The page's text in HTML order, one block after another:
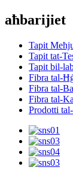
aħbarijiet
Tapit
Tapit tat-
Tapit bil-
Fibra tal-
Fibra tal-
Fibra tal-
Prodotti